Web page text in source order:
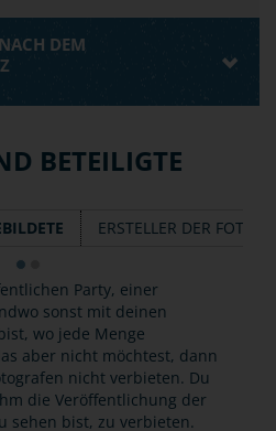
DEM
BETEILIGTE
ERSTELLER DER FOTOS
Party, einer
sonst mit deinen
wo jede Menge
aber nicht möchtest, dann
nicht verbieten. Du
die Veröffentlichung der
sehen bist, zu verbieten.